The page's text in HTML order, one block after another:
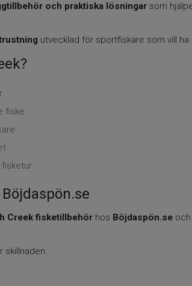
och praktiska lösningarsom
utvecklad för sportfiskare som vill ha
fiske
Creek fisketillbehörhos Böjdaspön.seoch
skillnaden.